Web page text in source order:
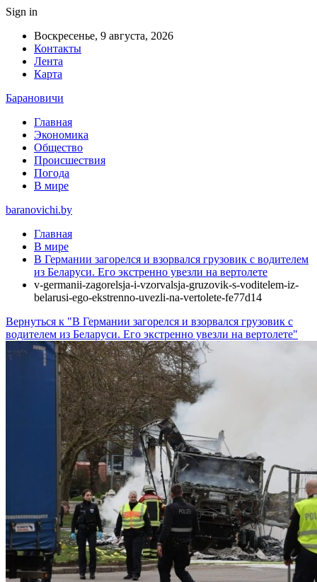
Sign in
Воскресенье, 9 августа, 2026
Контакты
Лента
Карта
Барановичи
Главная
Экономика
Общество
Происшествия
Погода
В мире
baranovichi.by
Главная
В мире
В Германии загорелся и взорвался грузовик с водителем
из Беларуси. Его экстренно увезли на вертолете
v-germanii-zagorelsja-i-vzorvalsja-gruzovik-s-voditelem-iz-
belarusi-ego-ekstrenno-uvezli-na-vertolete-fe77d14
Вернуться к "В Германии загорелся и взорвался грузовик с
водителем из Беларуси. Его экстренно увезли на вертолете"